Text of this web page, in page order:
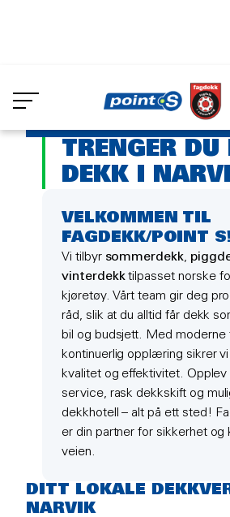
mainDEKK NARVIK
TRENGER DU
DEKK I
VELKOMMEN TIL
FAGDEKK/POINT
Vi tilbyr sommerdekk,
vinterdekktilpasset norske
kjøretøy. Vårt team gir deg
råd, slik at du alltid får dekk
bil og budsjett. Med moderne
kontinuerlig opplæring sikrer
kvalitet og effektivitet. Opplev
service, rask dekkskift og
dekkhotell – alt på ett sted!
er din partner for sikkerhet og
veien.
DITT LOKALE
NARVIK